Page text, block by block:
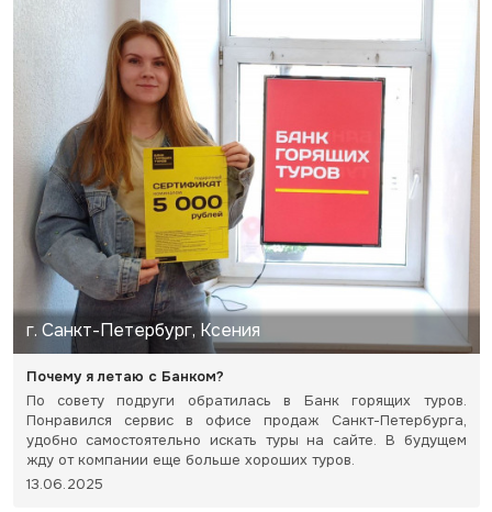
г. Санкт-Петербург, Ксения
Почему я летаю с Банком?
По совету подруги обратилась в Банк горящих туров.
Понравился сервис в офисе продаж Санкт-Петербурга,
удобно самостоятельно искать туры на сайте. В будущем
жду от компании еще больше хороших туров.
13.06.2025